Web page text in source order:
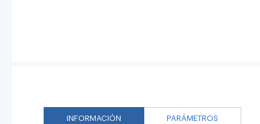
INFORMACIÓN PARÁMETROS